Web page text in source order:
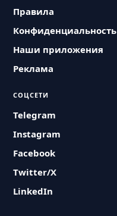
Правила
Конфиденциальность
Наши приложения
Реклама
СОЦСЕТИ
Telegram
Instagram
Facebook
Twitter/X
LinkedIn